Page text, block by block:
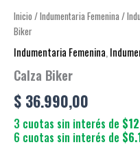
Inicio /Indumentaria Femenina/
Biker
Indumentaria Femenina,
Calza Biker
$ 36.990,00
3 cuotas sin interés de
6 cuotas sin interés de